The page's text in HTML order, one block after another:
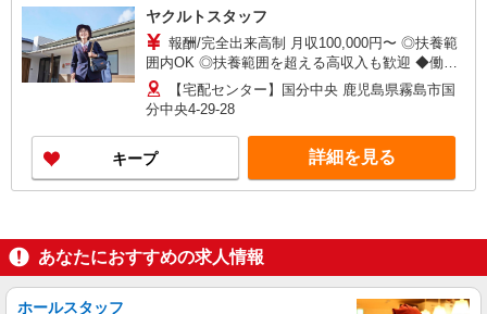
ヤクルトスタッフ
報酬/完全出来高制 月収100,000円〜 ◎扶養範
囲内OK ◎扶養範囲を超える高収入も歓迎 ◆働き
方を選べるお仕事です ≪勤務例≫ ※勤務地で異な
る ［1］9：00〜14：00 月収約8万円 ［2］9：
00〜16：00 月収約12万円 ◆研修制度と収入補償
で、初めてでも安心！ ※収入補償：月6万円（3ヶ
月間） ◆商品買取りなし！しっかり稼げます ※研
修期間／4日間／時給853円 収入保障期間：3か月
【宅配センター】国分中央 鹿児島県霧島市国
分中央4-29-28
キープ 詳細を見る
あなたにおすすめの求人情報
ホールスタッフ